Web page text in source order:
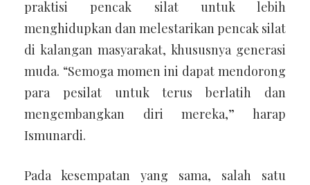
praktisi pencak silat untuk lebih
menghidupkan dan melestarikan pencak silat
di kalangan masyarakat, khususnya generasi
muda. “Semoga momen ini dapat mendorong
para pesilat untuk terus berlatih dan
mengembangkan diri mereka,” harap
Ismunardi.
Pada kesempatan yang sama, salah satu